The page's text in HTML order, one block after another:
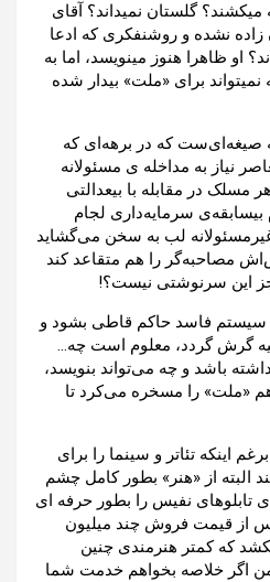
گلستان نمیداند؟ آقای
زاده نشده و روشنفکری که ادعا
ظاهرا هنوز مینویسد، اما به
برای «ملت» بیدار شده
صیغه‌ای‌ست که در برهه‌ای که
نیاز به مداخله ی مسئولانه
مسلک در مقابله با بیعدالتی
سرمایه‌داری لجام
غیرمسئولانه لب به سخن می‌گشاید
مصاحبه‌گر را هم متقاعد کند
این سرنوشتی نیست؟!
سیستم فاسد حاکم قاطی بشود و
گرش گردد، معلوم است چه…
باشد و چه می‌تواند بنویسد،
«ملت» را مسخره می‌کرد تا
اینکه تئاتر و سینما را برای
البته از «هنر» بطور کامل چشم
تابلوهای نفیس را بطور حرفه ای
از قیمت فروش چند میلیون
که کمتر هنرمندی چنین
اگر خلاصه بخواهم خدمت شما